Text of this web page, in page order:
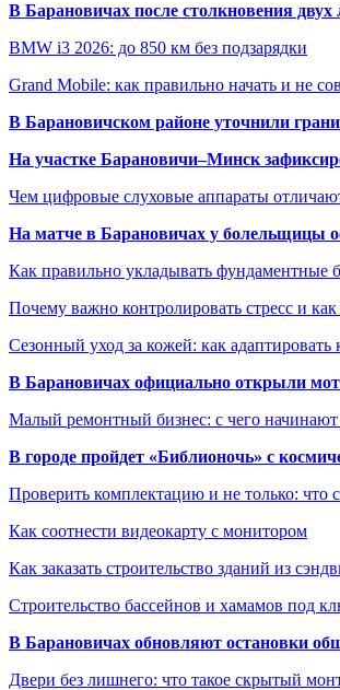
В Барановичах после столкновения
BMW i3 2026: до 850 км без подзарядки
Grand Mobile: как правильно начать и не
В Барановичском районе уточнили
На участке Барановичи–Минск
Чем цифровые слуховые аппараты
На матче в Барановичах у болельщицы
Как правильно укладывать фундаментные
Почему важно контролировать стресс и
Сезонный уход за кожей: как адаптировать
В Барановичах официально открыли
Малый ремонтный бизнес: с чего начинают
В городе пройдет «Библионочь» с
Проверить комплектацию и не только: что
Как соотнести видеокарту с монитором
Как заказать строительство зданий из
Строительство бассейнов и хамамов под
В Барановичах обновляют остановки
Двери без лишнего: что такое скрытый